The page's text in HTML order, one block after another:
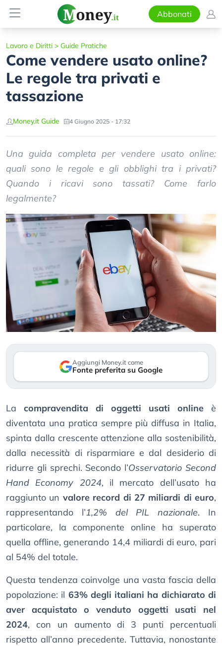
Abbonati
Lavoro e Diritti > Guide Pratiche
Come vendere usato online?
Le regole tra privati e
tassazione
Money.it Guide 4 Giugno 2025 - 17:32
Una guida completa per vendere usato online:
quali sono le regole e gli obblighi tra i privati?
Quando i ricavi sono tassati? Come farlo
legalmente?
Aggiungi Money.it come
Fonte preferita su Google
La compravendita di oggetti usati online è
diventata una pratica sempre più diffusa in Italia,
spinta dalla crescente attenzione alla sostenibilità,
dalla necessità di risparmiare e dal desiderio di
ridurre gli sprechi. Secondo l’Osservatorio Second
Hand Economy 2024, il mercato dell’usato ha
raggiunto un valore record di 27 miliardi di euro,
rappresentando l’1,2% del PIL nazionale. In
particolare, la componente online ha superato
quella offline, generando 14,4 miliardi di euro, pari
al 54% del totale.
Questa tendenza coinvolge una vasta fascia della
popolazione: il 63% degli italiani ha dichiarato di
aver acquistato o venduto oggetti usati nel
2024, con un aumento di 3 punti percentuali
rispetto all’anno precedente. Tuttavia, nonostante